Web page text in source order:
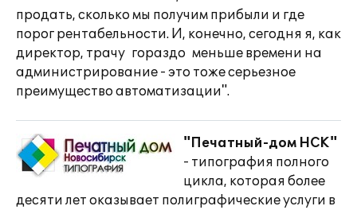
продать, сколько мы получим прибыли и где
порог рентабельности. И, конечно, сегодня я, как
директор, трачу гораздо меньше времени на
администрирование - это тоже серьезное
преимущество автоматизации".
"Печатный-дом НСК"
- типография полного
цикла, которая более
десяти лет оказывает полиграфические услуги в